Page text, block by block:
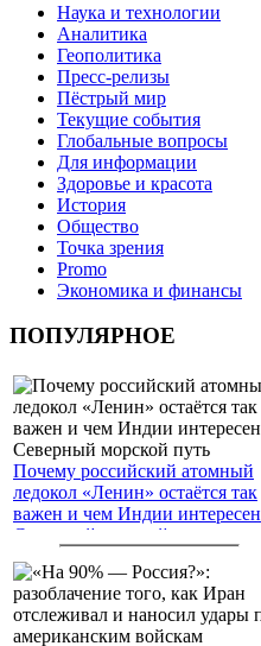
Наука и технологии
Аналитика
Геополитика
Пресс-релизы
Пёстрый мир
Текущие события
Глобальные вопросы
Для информации
Здоровье и красота
История
Общество
Точка зрения
Promo
Экономика и финансы
ПОПУЛЯРНОЕ
Почему российский атомный
ледокол «Ленин» остаётся так
важен и чем Индии интересен
Северный морской путь